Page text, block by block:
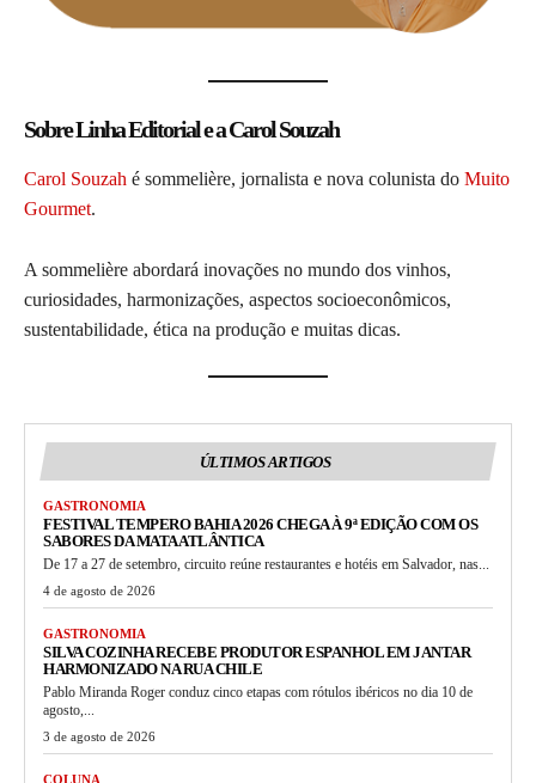
Sobre Linha Editorial e a Carol Souzah
Carol Souzah é sommelière, jornalista e nova colunista do Muito
Gourmet.
A sommelière abordará inovações no mundo dos vinhos,
curiosidades, harmonizações, aspectos socioeconômicos,
sustentabilidade, ética na produção e muitas dicas.
ÚLTIMOS ARTIGOS
GASTRONOMIA
FESTIVAL TEMPERO BAHIA 2026 CHEGA À 9ª EDIÇÃO COM OS
SABORES DA MATA ATLÂNTICA
De 17 a 27 de setembro, circuito reúne restaurantes e hotéis em Salvador, nas...
4 de agosto de 2026
GASTRONOMIA
SILVA COZINHA RECEBE PRODUTOR ESPANHOL EM JANTAR
HARMONIZADO NA RUA CHILE
Pablo Miranda Roger conduz cinco etapas com rótulos ibéricos no dia 10 de
agosto,...
3 de agosto de 2026
COLUNA